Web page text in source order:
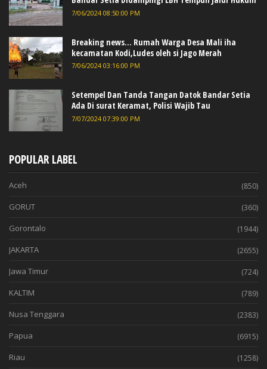
7/06/2024 08:50:00 PM
Breaking news... Rumah Warga Desa Mali iha
kecamatan Kodi,Ludes oleh si Jago Merah
7/06/2024 03:16:00 PM
Setempel Dan Tanda Tangan Datok Bandar Setia
Ada Di surat Keramat, Polisi Wajib Tau
7/07/2024 07:39:00 PM
POPULAR LABEL
Aceh (850)
GORUT (360)
Gorontalo (1944)
JAKARTA (2655)
Jawa Timur (724)
KALTIM (789)
Nusa Tenggara (2383)
Papua (6915)
Riau (1258)